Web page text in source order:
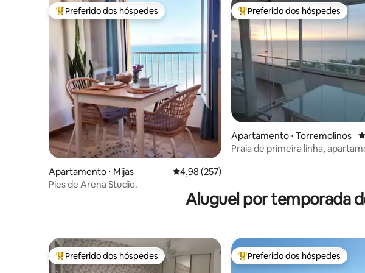
Entre os melhores preferidos dos hóspedes
Preferido dos hóspedes
Apartamento ⋅ Mijas 4,98 de uma avaliação média de 5, 257
4,98 (257)
Pies de Arena Studio.
Entre os melhores preferidos
Preferido dos hóspedes
Apartamento ⋅ Torremolinos
Praia de primeira linha,
Aluguel por temporada
Entre os melhores preferidos dos hóspedes
Preferido dos hóspedes Entre os melhores preferidos
Preferido dos hóspedes